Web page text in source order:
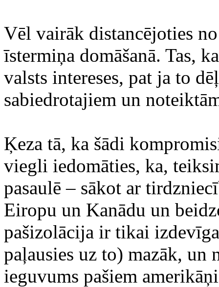
Vēl vairāk distancējoties
īstermiņa domāšanā. Tas,
valsts intereses, pat ja to
sabiedrotajiem un
Ķeza tā, ka šādi
viegli iedomāties, ka,
pasaulē – sākot ar
Eiropu un Kanādu un
pašizolācija ir tikai
paļausies uz to) mazāk, un
ieguvums pašiem